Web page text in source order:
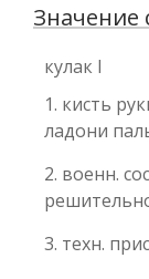
Значение
кулак I
1. кисть
ладони
2. военн.
3. техн.